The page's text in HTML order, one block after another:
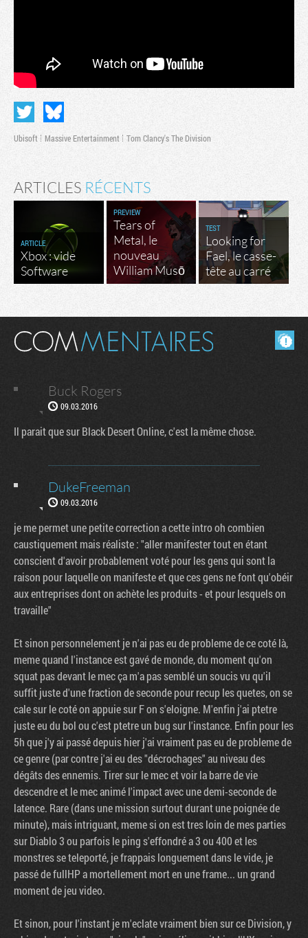
Ubisoft Massive Entertainment Tom Clancy's The Division
ARTICLES RÉCENTS
ARTICLE
Xbox : vide
Software
PREVIEW
Tears of
Metal, le
nouveau
William Musō
TEST
Looking for
Fael, le casse-
tête au carré
Masquer les commentaires lus.
Buck Rogers
09.03.2016
Il parait que sur Black Desert Online, c'est la même chose.
DukeFreeman
09.03.2016
je me permet une petite correction a cette intro oh combien
caustiquement mais réaliste : "aller manifester tout en étant
conscient d'avoir probablement voté pour les gens qui sont la
raison pour laquelle on manifeste et que ces gens ne font qu'obéir
aux entreprises dont on achète les produits - et pour lesquels on
travaille"
Et sinon personnelement je n'ai pas eu de probleme de ce coté là,
meme quand l'instance est gavé de monde, du moment qu'on
squat pas devant le mec ça m'a pas semblé un soucis vu qu'il
suffit juste d'une fraction de seconde pour recup les quetes, on se
cale sur le coté on appuie sur F on s'eloigne. M'enfin j'ai ptetre
juste eu du bol ou c'est ptetre un bug sur l'instance. Enfin pour les
5h que j'y ai passé depuis hier j'ai vraiment pas eu de probleme de
ce genre (par contre j'ai eu des "décrochages" au niveau des
dégâts des ennemis. Tirer sur le mec et voir la barre de vie
descendre et le mec animé l'impact avec une demi-seconde de
latence. Rare (dans une mission surtout durant une poignée de
minute), mais intriguant, meme si on est tres loin de mes parties
sur Diablo 3 ou parfois le ping s'effondré a 3 ou 400 et les
monstres se teleporté, je frappais longuement dans le vide, je
passé de fullHP a mortellement mort en une frame... un grand
moment de jeu video.
Et sinon, pour l'instant je m'eclate vraiment bien sur ce Division, y